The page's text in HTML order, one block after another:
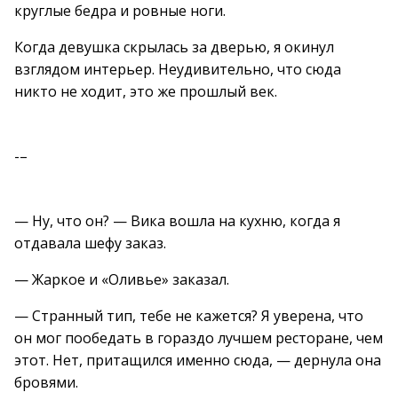
круглые бедра и ровные ноги.
Когда девушка скрылась за дверью, я окинул
взглядом интерьер. Неудивительно, что сюда
никто не ходит, это же прошлый век.
-–
— Ну, что он? — Вика вошла на кухню, когда я
отдавала шефу заказ.
— Жаркое и «Оливье» заказал.
— Странный тип, тебе не кажется? Я уверена, что
он мог пообедать в гораздо лучшем ресторане, чем
этот. Нет, притащился именно сюда, — дернула она
бровями.